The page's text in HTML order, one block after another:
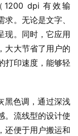
dpi 有效输
。无论是文字、
现。同时，它应用
大大节省了用户的
打印速度，能够轻
黑色调，通过深浅
。流线型的设计使
还便于用户搬运和